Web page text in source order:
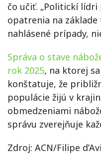
čo učiť. „Politickí
opatrenia na
nahlásené prípady,
Správa o stave
rok 2025, na ktorej
konštatuje, že
populácie žijú v
obmedzeniami
správu zverejňuje
Zdroj: ACN/Filipe